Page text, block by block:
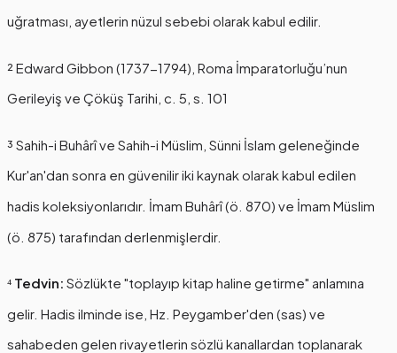
uğratması, ayetlerin nüzul sebebi olarak kabul edilir.
² Edward Gibbon (1737-1794), Roma İmparatorluğu’nun
Gerileyiş ve Çöküş Tarihi, c. 5, s. 101
³ Sahih-i Buhârî ve Sahih-i Müslim, Sünni İslam geleneğinde
Kur'an'dan sonra en güvenilir iki kaynak olarak kabul edilen
hadis koleksiyonlarıdır. İmam Buhârî (ö. 870) ve İmam Müslim
(ö. 875) tarafından derlenmişlerdir.
⁴ Tedvin: Sözlükte "toplayıp kitap haline getirme" anlamına
gelir. Hadis ilminde ise, Hz. Peygamber'den (sas) ve
sahabeden gelen rivayetlerin sözlü kanallardan toplanarak